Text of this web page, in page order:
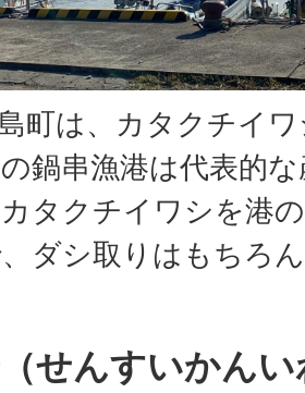
町は、カタクチイ
鍋串漁港は代表的
タクチイワシを港
ダシ取りはもちろ
せんすいかん